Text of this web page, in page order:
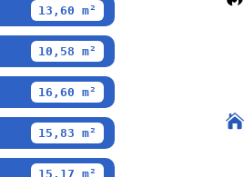
13,60 m²
10,58 m²
16,60 m²
15,83 m²
15,17 m²